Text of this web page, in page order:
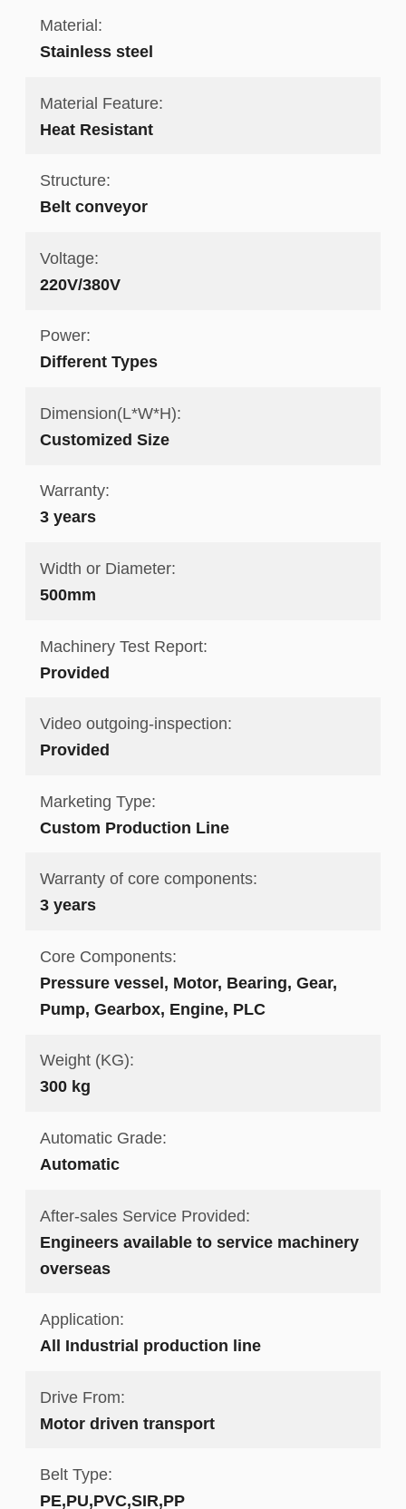
Material:
Stainless steel
Material Feature:
Heat Resistant
Structure:
Belt conveyor
Voltage:
220V/380V
Power:
Different Types
Dimension(L*W*H):
Customized Size
Warranty:
3 years
Width or Diameter:
500mm
Machinery Test Report:
Provided
Video outgoing-inspection:
Provided
Marketing Type:
Custom Production Line
Warranty of core components:
3 years
Core Components:
Pressure vessel, Motor, Bearing, Gear,
Pump, Gearbox, Engine, PLC
Weight (KG):
300 kg
Automatic Grade:
Automatic
After-sales Service Provided:
Engineers available to service machinery
overseas
Application:
All Industrial production line
Drive From:
Motor driven transport
Belt Type:
PE,PU,PVC,SIR,PP